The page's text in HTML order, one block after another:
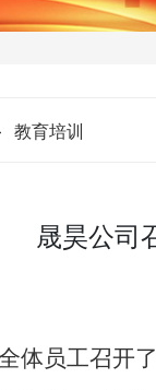
教育培训
晟昊公司
体员工召开